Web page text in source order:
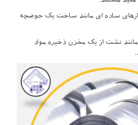
ساده ای مانند ساخت یک حوضچه
مانند نشت از یک مخزن ذخیره مواد